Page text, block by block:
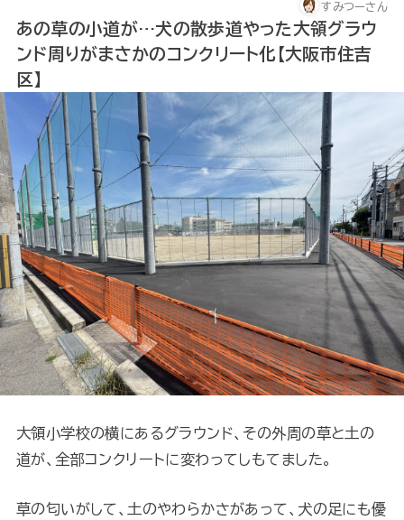
すみつーさん
あの草の小道が…犬の散歩道やった大領グラウ
ンド周りがまさかのコンクリート化【大阪市住吉
区】
大領小学校の横にあるグラウンド、その外周の草と土の
道が、全部コンクリートに変わってしもてました。
草の匂いがして、土のやわらかさがあって、犬の足にも優